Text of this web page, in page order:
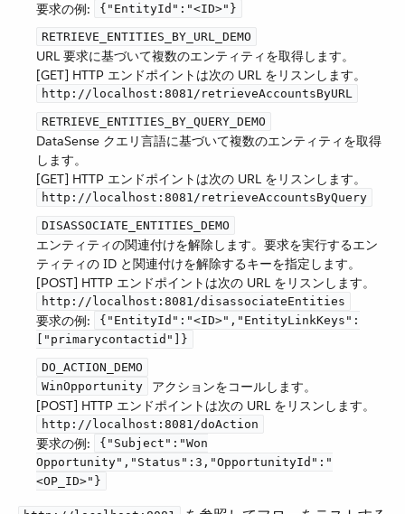
要求の例: {"EntityId":"<ID>"}
RETRIEVE_ENTITIES_BY_URL_DEMO
URL 要求に基づいて複数のエンティティを取得します。
[GET] HTTP エンドポイントは次の URL をリスンします。​
http://localhost:8081/retrieveAccountsByURL
RETRIEVE_ENTITIES_BY_QUERY_DEMO
DataSense クエリ言語に基づいて複数のエンティティを取得
します。
[GET] HTTP エンドポイントは次の URL をリスンします。​
http://localhost:8081/retrieveAccountsByQuery
DISASSOCIATE_ENTITIES_DEMO
エンティティの関連付けを解除します。要求を実行するエン
ティティの ID と関連付けを解除するキーを指定します。
[POST] HTTP エンドポイントは次の URL をリスンします。​
http://localhost:8081/disassociateEntities
要求の例:
{"EntityId":"<ID>","EntityLinkKeys":
["primarycontactid"]}
DO_ACTION_DEMO
WinOpportunity
​ アクションをコールします。
[POST] HTTP エンドポイントは次の URL をリスンします。​
http://localhost:8081/doAction
要求の例:
{"Subject":"Won
Opportunity","Status":3,"OpportunityId":"
<OP_ID>"}